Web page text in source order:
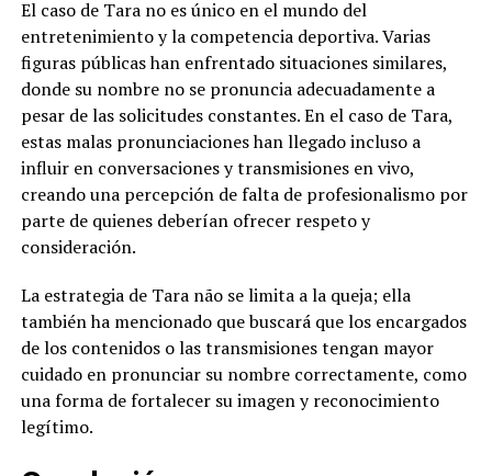
El caso de Tara no es único en el mundo del
entretenimiento y la competencia deportiva. Varias
figuras públicas han enfrentado situaciones similares,
donde su nombre no se pronuncia adecuadamente a
pesar de las solicitudes constantes. En el caso de Tara,
estas malas pronunciaciones han llegado incluso a
influir en conversaciones y transmisiones en vivo,
creando una percepción de falta de profesionalismo por
parte de quienes deberían ofrecer respeto y
consideración.
La estrategia de Tara não se limita a la queja; ella
también ha mencionado que buscará que los encargados
de los contenidos o las transmisiones tengan mayor
cuidado en pronunciar su nombre correctamente, como
una forma de fortalecer su imagen y reconocimiento
legítimo.